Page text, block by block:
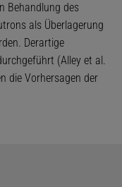
Behandlung des
als Überlagerung
Derartige
(Alley et al.
die Vorhersagen der